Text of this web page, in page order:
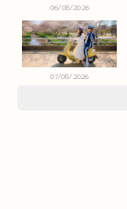
06/08/2026
07/08/2026